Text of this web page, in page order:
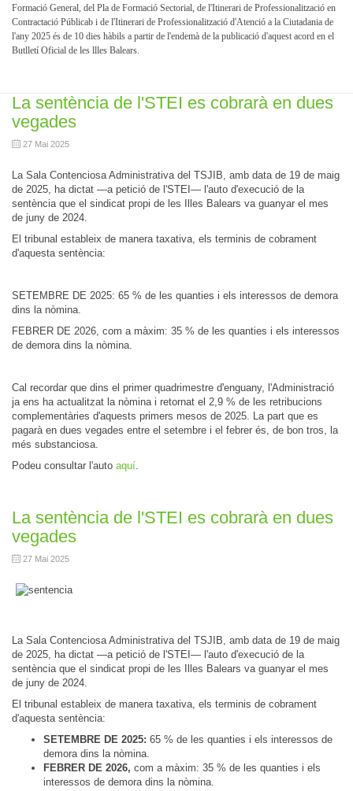
Formació General, del Pla de Formació Sectorial, de l'Itinerari de Professionalització en
Contractació Públicab i de l'Itinerari de Professionalització d'Atenció a la Ciutadania de
l'any 2025 és de 10 dies hàbils a partir de l'endemà de la publicació d'aquest acord en el
Butlletí Oficial de les llles Balears.
La sentència de l'STEI es cobrarà en dues
vegades
27 Mai 2025
La Sala Contenciosa Administrativa del TSJIB, amb data de 19 de maig
de 2025, ha dictat —a petició de l'STEI— l'auto d'execució de la
sentència que el sindicat propi de les Illes Balears va guanyar el mes
de juny de 2024.
El tribunal estableix de manera taxativa, els terminis de cobrament
d'aquesta sentència:
SETEMBRE DE 2025: 65 % de les quanties i els interessos de demora
dins la nòmina.
FEBRER DE 2026, com a màxim: 35 % de les quanties i els interessos
de demora dins la nòmina.
Cal recordar que dins el primer quadrimestre d'enguany, l'Administració
ja ens ha actualitzat la nòmina i retornat el 2,9 % de les retribucions
complementàries d'aquests primers mesos de 2025. La part que es
pagarà en dues vegades entre el setembre i el febrer és, de bon tros, la
més substanciosa.
Podeu consultar l'auto aquí.
La sentència de l'STEI es cobrarà en dues
vegades
27 Mai 2025
La Sala Contenciosa Administrativa del TSJIB, amb data de 19 de maig
de 2025, ha dictat —a petició de l'STEI— l'auto d'execució de la
sentència que el sindicat propi de les Illes Balears va guanyar el mes
de juny de 2024.
El tribunal estableix de manera taxativa, els terminis de cobrament
d'aquesta sentència:
SETEMBRE DE 2025: 65 % de les quanties i els interessos de
demora dins la nòmina.
FEBRER DE 2026, com a màxim: 35 % de les quanties i els
interessos de demora dins la nòmina.